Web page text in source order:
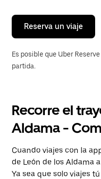
calendario.
Reserva un viaje
Es posible que Uber
partida.
Recorre el
Aldama -
Cuando viajes con la
de León de los Aldama
Ya sea que solo viajes